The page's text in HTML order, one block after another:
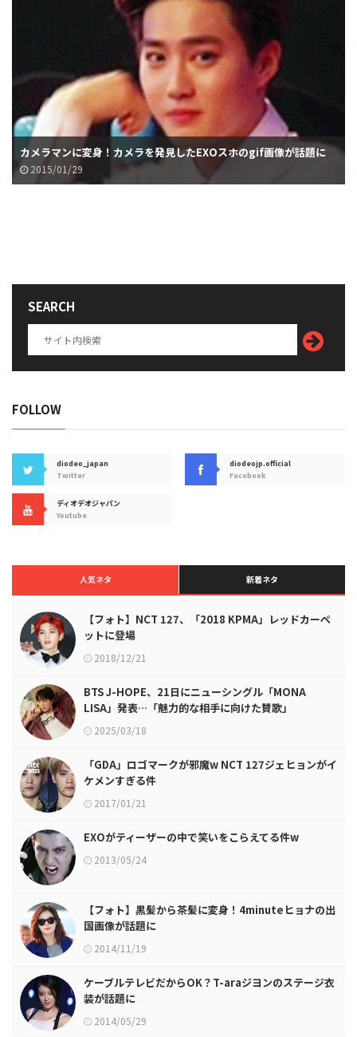
カメラマンに変身！カメラを発見したEXOスホのgif画像が話題に
2015/01/29
SEARCH
FOLLOW
diodeo_japan
Twitter
diodeojp.official
Facebook
ディオデオジャパン
Youtube
人気ネタ 新着ネタ
【フォト】NCT 127、「2018 KPMA」レッドカーペ
ットに登場
2018/12/21
BTS J-HOPE、21日にニューシングル「MONA
LISA」発表…「魅力的な相手に向けた賛歌」
2025/03/18
「GDA」ロゴマークが邪魔w NCT 127ジェヒョンがイ
ケメンすぎる件
2017/01/21
EXOがティーザーの中で笑いをこらえてる件w
2013/05/24
【フォト】黒髪から茶髪に変身！4minuteヒョナの出
国画像が話題に
2014/11/19
ケーブルテレビだからOK？T-araジヨンのステージ衣
装が話題に
2014/05/29